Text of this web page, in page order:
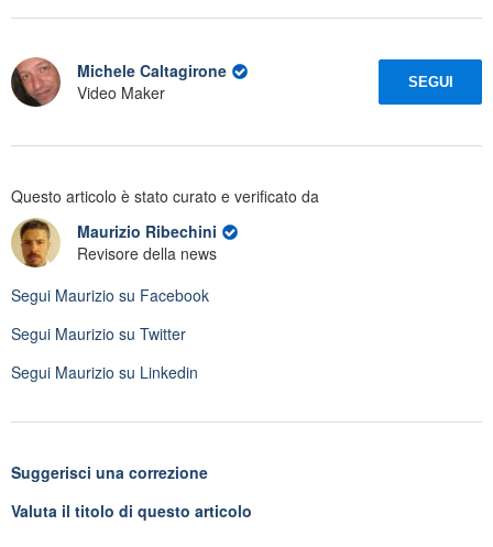
Michele Caltagirone
Video Maker
SEGUI
Questo articolo è stato curato e verificato da
Maurizio Ribechini
Revisore della news
Segui Maurizio su Facebook
Segui Maurizio su Twitter
Segui Maurizio su Linkedin
Suggerisci una correzione
Valuta il titolo di questo articolo